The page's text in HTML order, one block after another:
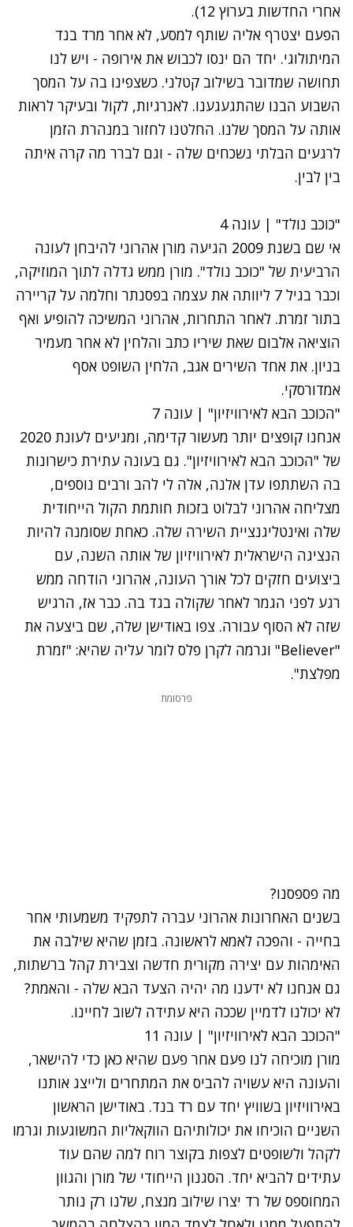
אחרי החדשות בערוץ 12).
הפעם יצטרף אליה שותף למסע, לא אחר מרד בנד
המיתולוגי. יחד הם ינסו לכבוש את אירופה - ויש לנו
תחושה שמדובר בשילוב קטלני. כשצפינו בה על המסך
השבוע הבנו שהתגעגענו. לאנרגיות, לקול ובעיקר לראות
אותה על המסך שלנו. החלטנו לחזור במנהרת הזמן
לרגעים הבלתי נשכחים שלה - וגם לברר מה קרה איתה
בין לבין.
"כוכב נולד" | עונה 4
אי שם בשנת 2009 הגיעה מורן אהרוני להיבחן לעונה
הרביעית של "כוכב נולד". מורן ממש גדלה לתוך המוזיקה,
וכבר בגיל 7 ליוותה את עצמה בפסנתר וחלמה על קריירה
בתור זמרת. לאחר התחרות, אהרוני המשיכה להופיע ואף
הוציאה אלבום שאת שיריו כתב והלחין לא אחר מעמיר
בניון. את אחד השירים אגב, הלחין השופט אסף
אמדורסקי.
נתקלנו בבעיה
נסה שוב
"הכוכב הבא לאירוויזיון" | עונה 7
אנחנו קופצים יותר מעשור קדימה, ומגיעים לעונת 2020
של "הכוכב הבא לאירוויזיון". גם בעונה עתירת כישרונות
בה השתתפו עדן אלנה, אלה לי להב ורבים נוספים,
מצליחה אהרוני לבלוט בזכות חותמת הקול הייחודית
שלה ואינטליגנציית השירה שלה. כאחת שסומנה להיות
הנציגה הישראלית לאירוויזיון של אותה השנה, עם
ביצועים חזקים לכל אורך העונה, אהרוני הודחה ממש
רגע לפני הגמר לאחר שקולה בגד בה. כבר אז, הרגיש
שזה לא הסוף עבורה. צפו באודישן שלה, שם ביצעה את
"Believer" וגרמה לקרן פלס לומר עליה שהיא: "זמרת
מפלצת".
פרסומת
נסה שוב
מה פספסנו?
בשנים האחרונות אהרוני עברה לתפקיד משמעותי אחר
בחייה - והפכה לאמא לראשונה. בזמן שהיא שילבה את
האימהות עם יצירה מקורית חדשה וצבירת קהל ברשתות,
גם אנחנו לא ידענו מה יהיה הצעד הבא שלה - והאמת?
לא יכולנו לדמיין שככה היא עתידה לשוב לחיינו.
נתקלנו בבעיה
נסה שוב
"הכוכב הבא לאירוויזיון" | עונה 11
מורן מוכיחה לנו פעם אחר פעם שהיא כאן כדי להישאר,
והעונה היא עשויה להביס את המתחרים ולייצג אותנו
באירוויזיון בשוויץ יחד עם רד בנד. באודישן הראשון
השניים הוכיחו את יכולותיהם הווקאליות המשוגעות וגרמו
לקהל ולשופטים לצפות בקוצר רוח למה שהם עוד
עתידים להביא יחד. הסגנון הייחודי של מורן והגוון
המחוספס של רד יצרו שילוב מנצח, שלנו רק נותר